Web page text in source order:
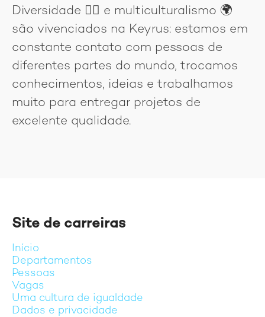
Diversidade 🏳‍🌈 e multiculturalismo 🌍
são vivenciados na Keyrus: estamos em
constante contato com pessoas de
diferentes partes do mundo, trocamos
conhecimentos, ideias e trabalhamos
muito para entregar projetos de
excelente qualidade.
Site de carreiras
Início
Departamentos
Pessoas
Vagas
Uma cultura de igualdade
Dados e privacidade